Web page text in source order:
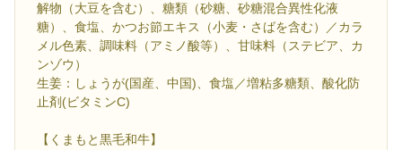
解物（大豆を含む）、糖類（砂糖、砂糖混合異性化液
糖）、食塩、かつお節エキス（小麦・さばを含む）／カラ
メル色素、調味料（アミノ酸等）、甘味料（ステビア、カ
ンゾウ）
生姜：しょうが(国産、中国)、食塩／増粘多糖類、酸化防
止剤(ビタミンC)
【くまもと黒毛和牛】